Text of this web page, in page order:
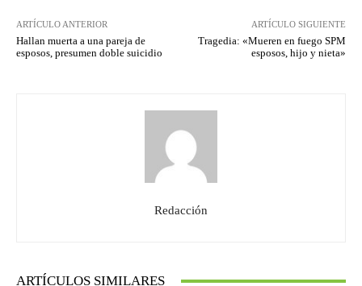
ARTÍCULO ANTERIOR
Hallan muerta a una pareja de
esposos, presumen doble suicidio
ARTÍCULO SIGUIENTE
Tragedia: «Mueren en fuego SPM
esposos, hijo y nieta»
Redacción
ARTÍCULOS SIMILARES